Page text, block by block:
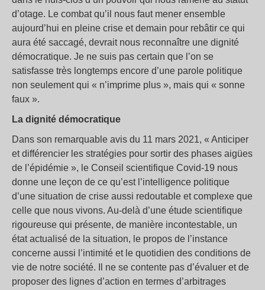
d’otage. Le combat qu’il nous faut mener ensemble
aujourd’hui en pleine crise et demain pour rebâtir ce qui
aura été saccagé, devrait nous reconnaître une dignité
démocratique. Je ne suis pas certain que l’on se
satisfasse très longtemps encore d’une parole politique
non seulement qui « n’imprime plus », mais qui « sonne
faux ».
La dignité démocratique
Dans son remarquable avis du 11 mars 2021, « Anticiper
et différencier les stratégies pour sortir des phases aigües
de l’épidémie », le Conseil scientifique Covid-19 nous
donne une leçon de ce qu’est l’intelligence politique
d’une situation de crise aussi redoutable et complexe que
celle que nous vivons. Au-delà d’une étude scientifique
rigoureuse qui présente, de manière incontestable, un
état actualisé de la situation, le propos de l’instance
concerne aussi l’intimité et le quotidien des conditions de
vie de notre société. Il ne se contente pas d’évaluer et de
proposer des lignes d’action en termes d’arbitrages